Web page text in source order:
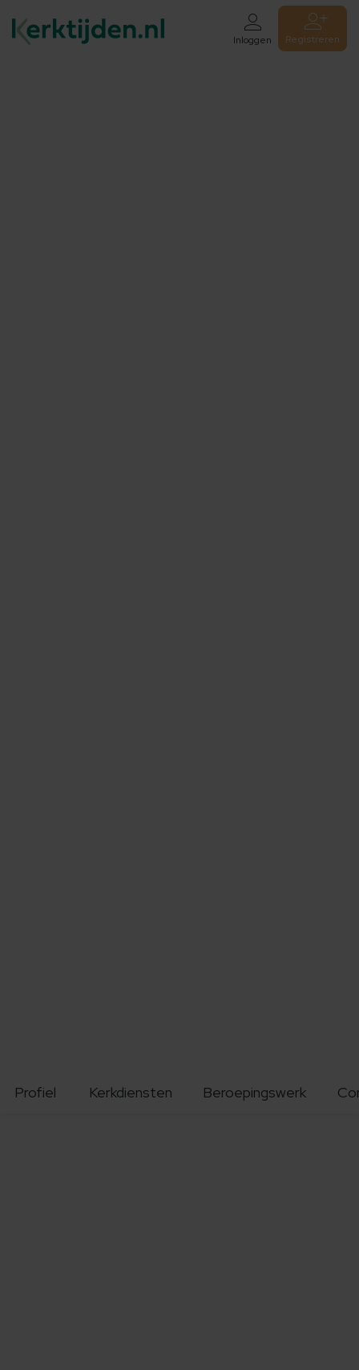
Inloggen Registreren
Profiel Kerkdiensten Beroepingswerk